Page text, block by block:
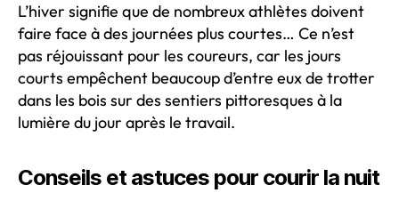
L’hiver signifie que de nombreux athlètes doivent
faire face à des journées plus courtes… Ce n’est
pas réjouissant pour les coureurs, car les jours
courts empêchent beaucoup d’entre eux de trotter
dans les bois sur des sentiers pittoresques à la
lumière du jour après le travail.
Conseils et astuces pour courir la nuit